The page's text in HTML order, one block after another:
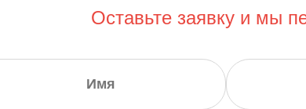
Оставьте заявку и мы